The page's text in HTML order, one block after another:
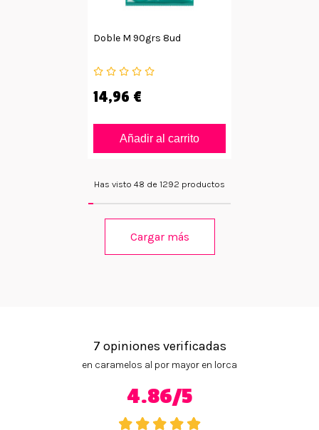
Doble M 90grs 8ud
14,96 €
Añadir al carrito
Has visto 48 de 1292 productos
Cargar más
7 opiniones verificadas
en caramelos al por mayor en lorca
4.86/5